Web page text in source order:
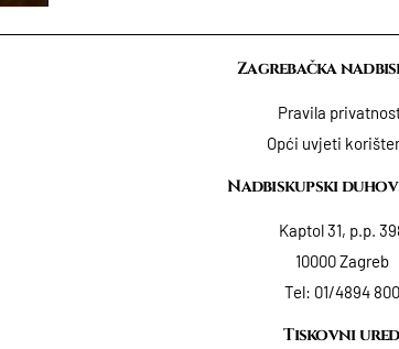
Zagrebačka
Pravila
Opći uvjeti
Nadbiskupski
Kaptol 31, p.p.
10000 Zagreb
Tel: 01/4894 800
Tiskovni ured